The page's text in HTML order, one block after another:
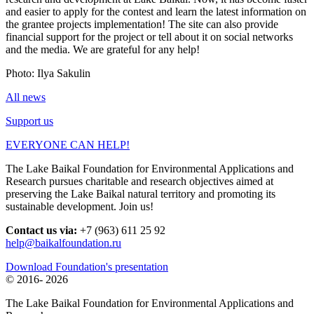
and easier to apply for the contest and learn the latest information on
the grantee projects implementation! The site can also provide
financial support for the project or tell about it on social networks
and the media. We are grateful for any help!
Photo: Ilya Sakulin
All news
Support us
EVERYONE CAN HELP!
The Lake Baikal Foundation for Environmental Applications and
Research pursues charitable and research objectives aimed at
preserving the Lake Baikal natural territory and promoting its
sustainable development. Join us!
Contact us via: +7 (963) 611 25 92
help@baikalfoundation.ru
Download Foundation's presentation
© 2016- 2026
The Lake Baikal Foundation for Environmental Applications and